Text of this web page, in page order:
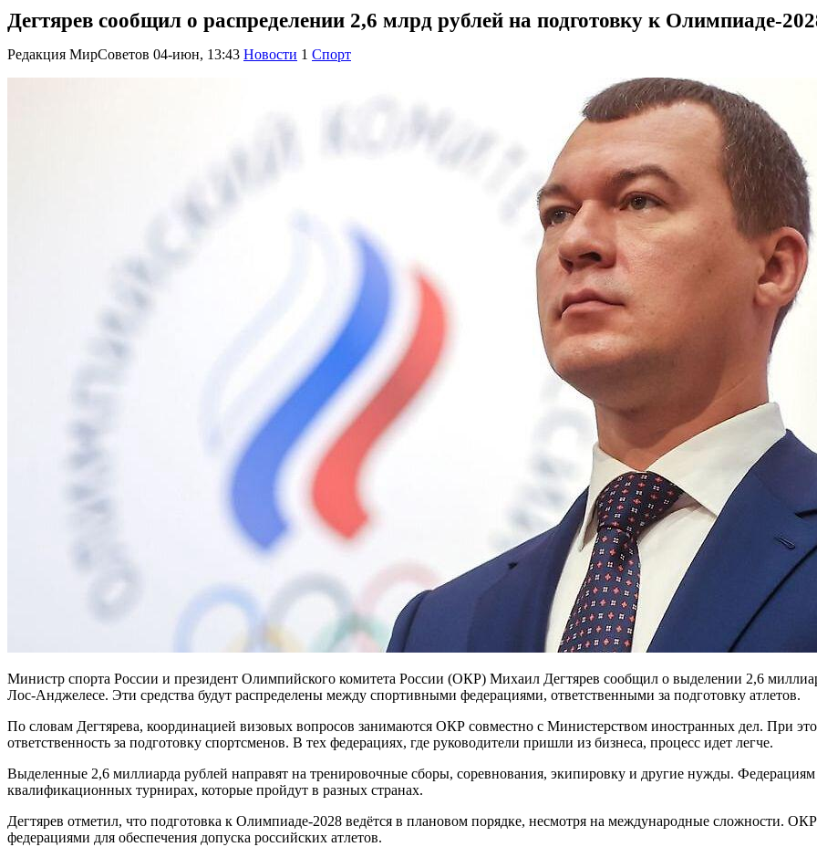
Дегтярев сообщил о распределении 2,6 млрд рублей на подготовку к Олимпиаде-
Редакция МирСоветов 04-июн, 13:43 Новости 1 Спорт
Министр спорта России и президент Олимпийского комитета России (ОКР) Михаил Дегтярев сообщил о выделении 2,6
Лос-Анджелесе. Эти средства будут распределены между спортивными федерациями, ответственными за подготовку атлетов.
По словам Дегтярева, координацией визовых вопросов занимаются ОКР совместно с Министерством иностранных дел. При
ответственность за подготовку спортсменов. В тех федерациях, где руководители пришли из бизнеса, процесс идет легче.
Выделенные 2,6 миллиарда рублей направят на тренировочные сборы, соревнования, экипировку и другие нужды. Федерациям
квалификационных турнирах, которые пройдут в разных странах.
Дегтярев отметил, что подготовка к Олимпиаде-2028 ведётся в плановом порядке, несмотря на международные сложности.
федерациями для обеспечения допуска российских атлетов.